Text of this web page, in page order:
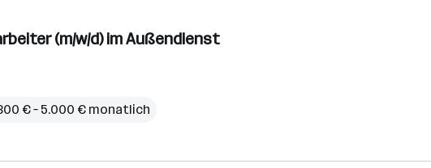
(m/w/d) im Außendienst
€ – 5.000 € monatlich